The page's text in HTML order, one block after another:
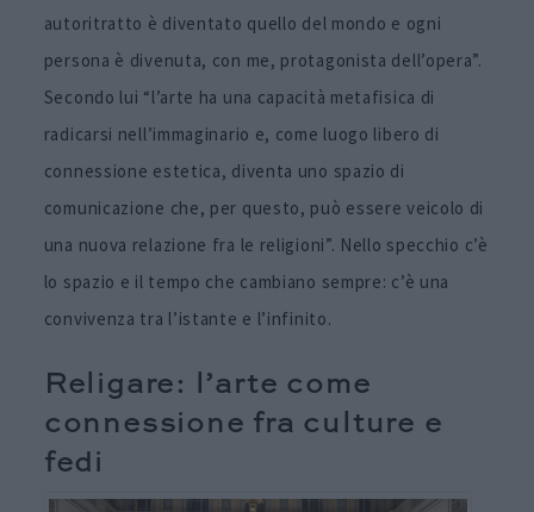
autoritratto è diventato quello del mondo e ogni
persona è divenuta, con me, protagonista dell’opera”.
Secondo lui “l’arte ha una capacità metafisica di
radicarsi nell’immaginario e, come luogo libero di
connessione estetica, diventa uno spazio di
comunicazione che, per questo, può essere veicolo di
una nuova relazione fra le religioni”. Nello specchio c’è
lo spazio e il tempo che cambiano sempre: c’è una
convivenza tra l’istante e l’infinito.
Religare: l’arte come
connessione fra culture e
fedi